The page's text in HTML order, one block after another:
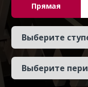
Прямая